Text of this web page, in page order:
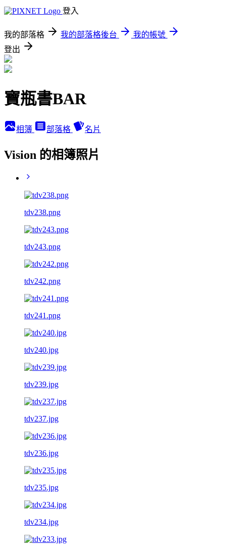
登入
我的部落格 我的部落格後台
我的帳號
登出
寶瓶書BAR
相簿 部落格 名片
Vision 的相簿照片
tdv238.png
tdv243.png
tdv242.png
tdv241.png
tdv240.jpg
tdv239.jpg
tdv237.jpg
tdv236.jpg
tdv235.jpg
tdv234.jpg